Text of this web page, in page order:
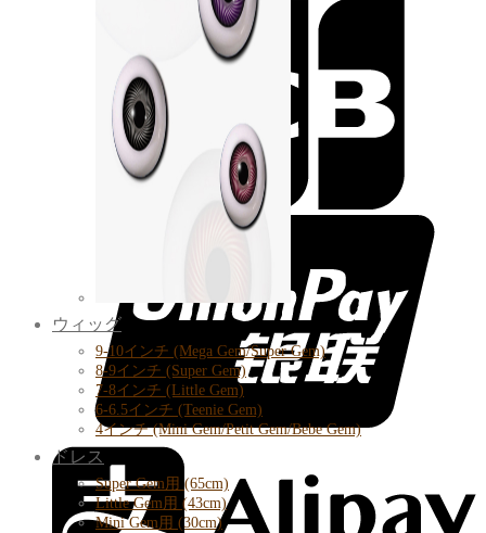
ウィッグ
9-10インチ (Mega Gem/Super Gem)
8-9インチ (Super Gem)
7-8インチ (Little Gem)
6-6.5インチ (Teenie Gem)
4インチ (Mini Gem/Petit Gem/Bebe Gem)
ドレス
Super Gem用 (65cm)
Little Gem用 (43cm)
Mini Gem用 (30cm)